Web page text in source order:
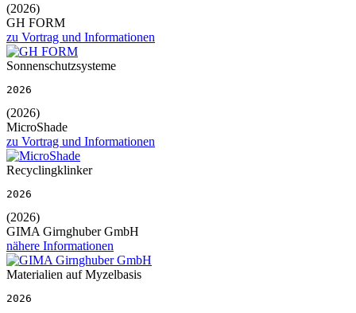
(2026)
GH FORM
zu Vortrag und Informationen
Sonnenschutzsysteme
2026
(2026)
MicroShade
zu Vortrag und Informationen
Recyclingklinker
2026
(2026)
GIMA Girnghuber GmbH
nähere Informationen
Materialien auf Myzelbasis
2026